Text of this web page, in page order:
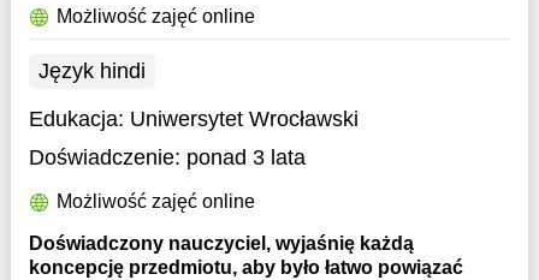
Możliwość zajęć online
Język hindi
Edukacja: Uniwersytet Wrocławski
Doświadczenie: ponad 3 lata
Możliwość zajęć online
Doświadczony nauczyciel, wyjaśnię każdą
koncepcję przedmiotu, aby było łatwo powiązać